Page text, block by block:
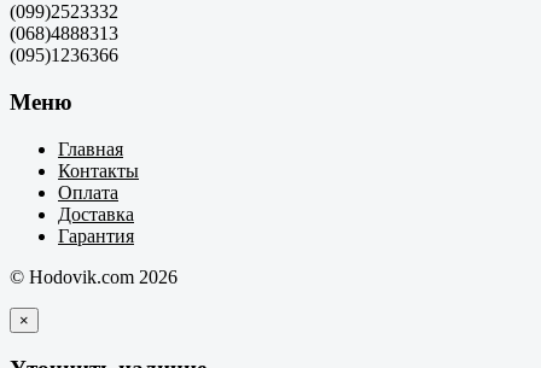
(099)2523332
(068)4888313
(095)1236366
Меню
Главная
Контакты
Оплата
Доставка
Гарантия
© Hodovik.com 2026
×